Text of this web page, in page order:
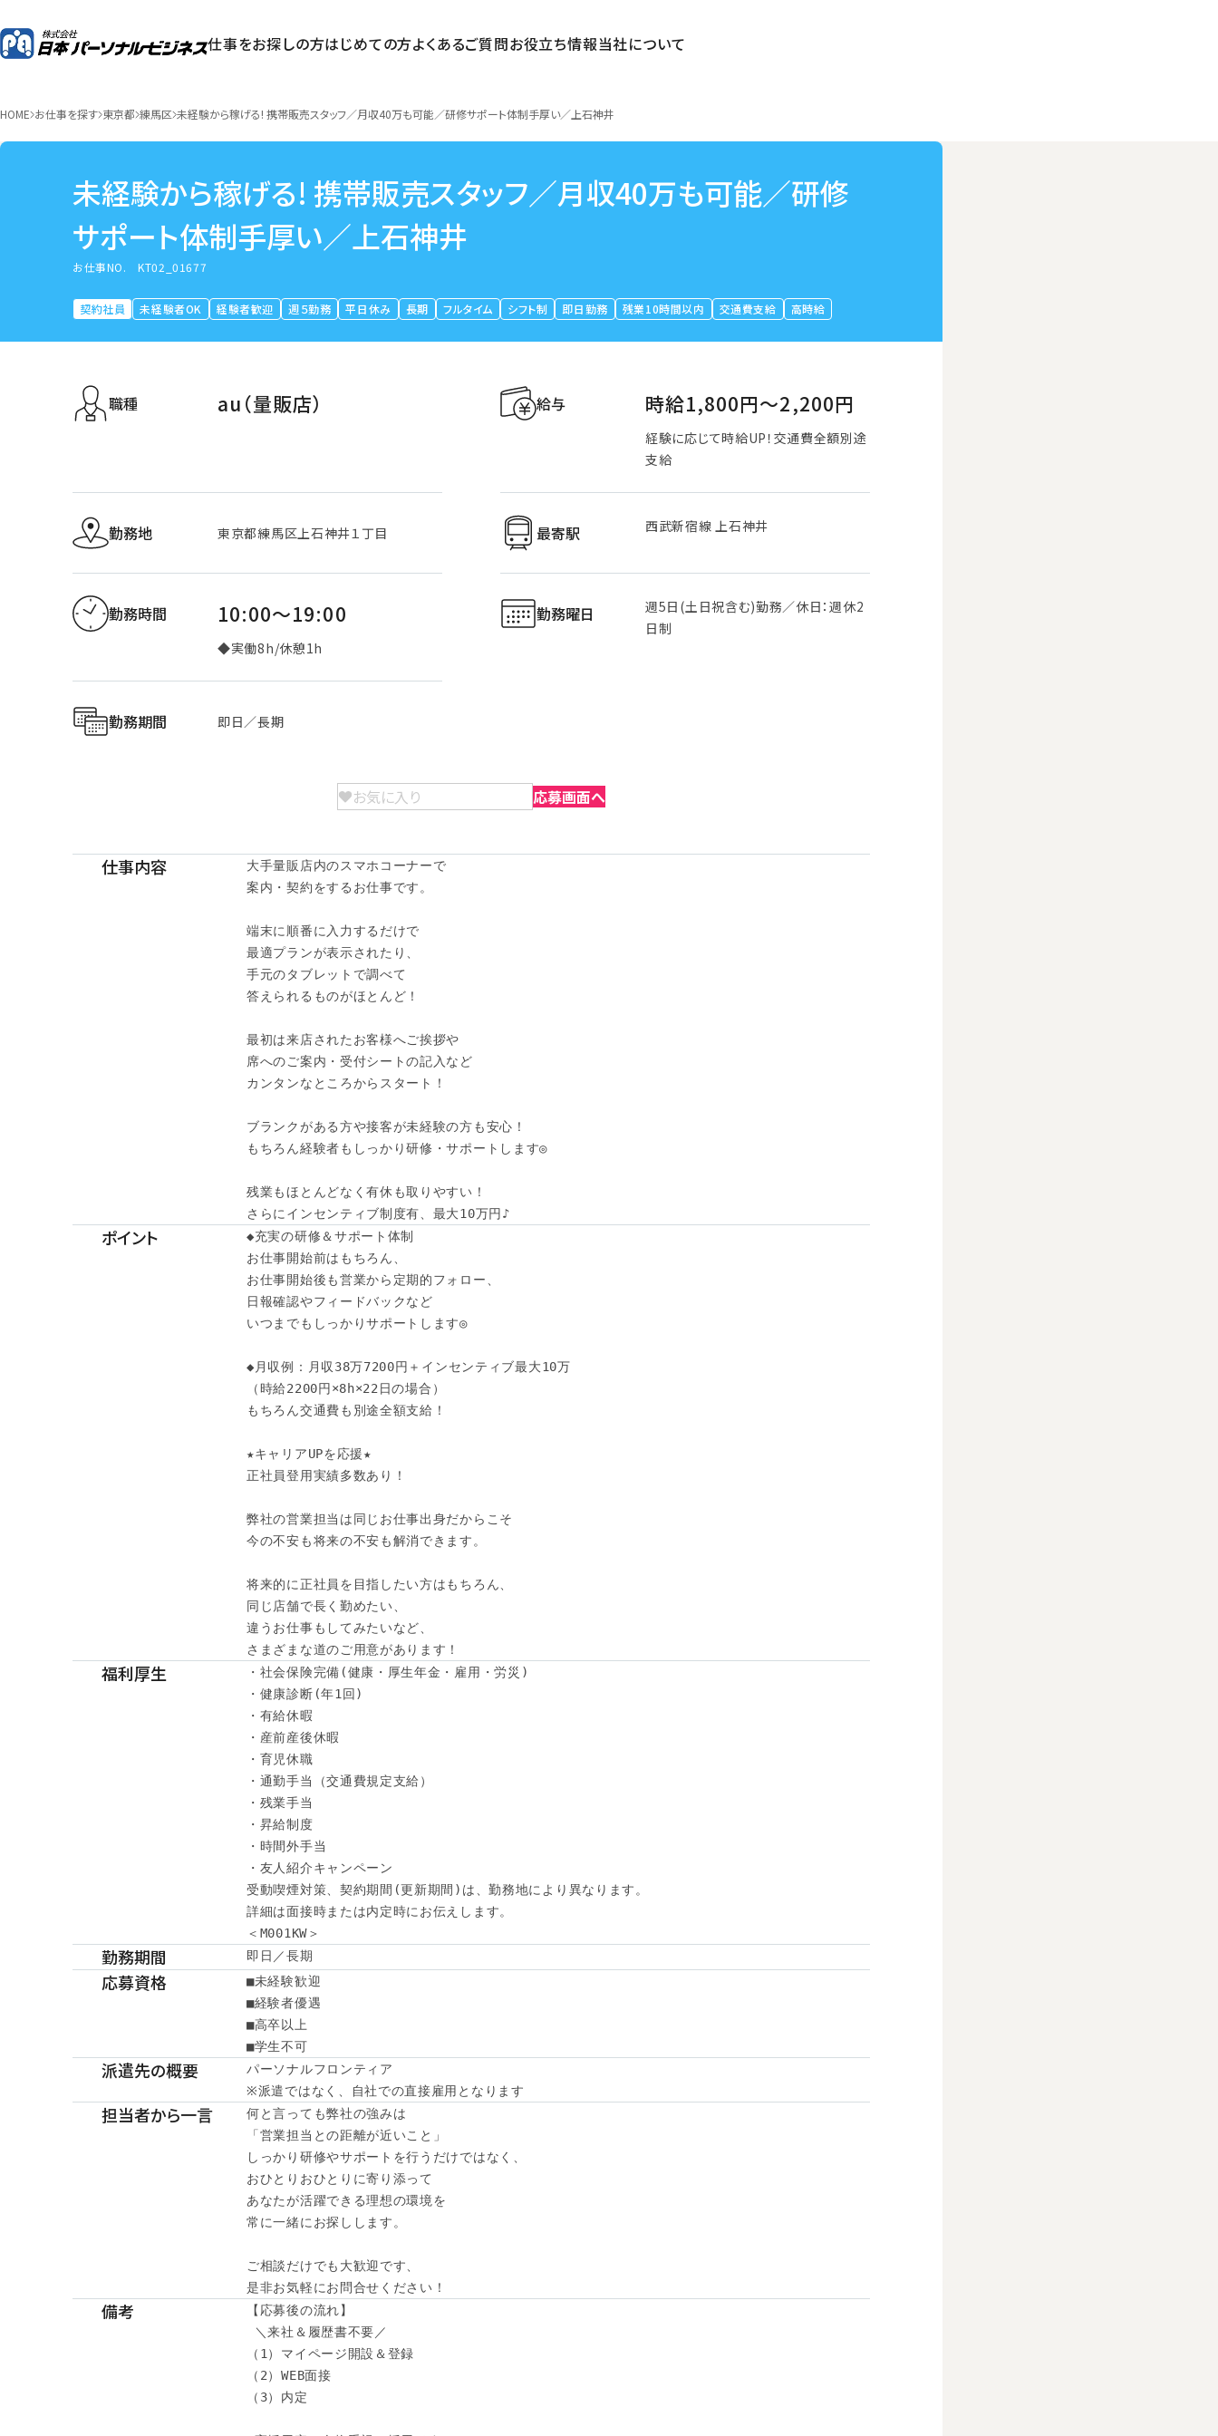
仕事をお探しの方はじめての方よくあるご質問お役立ち情報当社について
HOME お仕事を探す 東京都 練馬区 未経験から稼げる! 携帯販売スタッフ／月収40万も可能／研修サポート体制手厚い／上石神井
未経験から稼げる! 携帯販売スタッフ／月収40万も可能／研修
サポート体制手厚い／上石神井
お仕事NO.KT02_01677
契約社員 未経験者OK 経験者歓迎 週５勤務 平日休み 長期 フルタイム シフト制 即日勤務 残業10時間以内 交通費支給 高時給
職種 au（量販店） 給与 時給1,800円〜2,200円
経験に応じて時給UP！交通費全額別途
支給
勤務地 東京都練馬区上石神井１丁目 最寄駅 西武新宿線 上石神井
勤務時間 10:00～19:00
◆実働8h/休憩1h
勤務曜日
週5日(土日祝含む)勤務／休日：週休2
日制
勤務期間 即日／長期
お気に入り 応募画面へ
仕事内容
大手量販店内のスマホコーナーで
案内・契約をするお仕事です。
端末に順番に入力するだけで
最適プランが表示されたり、
手元のタブレットで調べて
答えられるものがほとんど！
最初は来店されたお客様へご挨拶や
席へのご案内・受付シートの記入など
カンタンなところからスタート！
ブランクがある方や接客が未経験の方も安心！
もちろん経験者もしっかり研修・サポートします◎
残業もほとんどなく有休も取りやすい！
さらにインセンティブ制度有、最大10万円♪
ポイント
◆充実の研修＆サポート体制
お仕事開始前はもちろん、
お仕事開始後も営業から定期的フォロー、
日報確認やフィードバックなど
いつまでもしっかりサポートします◎
◆月収例：月収38万7200円＋インセンティブ最大10万
（時給2200円×8h×22日の場合）
もちろん交通費も別途全額支給！
★キャリアUPを応援★
正社員登用実績多数あり！
弊社の営業担当は同じお仕事出身だからこそ
今の不安も将来の不安も解消できます。
将来的に正社員を目指したい方はもちろん、
同じ店舗で長く勤めたい、
違うお仕事もしてみたいなど、
さまざまな道のご用意があります！
福利厚生
・社会保険完備(健康・厚生年金・雇用・労災)
・健康診断(年1回)
・有給休暇
・産前産後休暇
・育児休職
・通勤手当（交通費規定支給）
・残業手当
・昇給制度
・時間外手当
・友人紹介キャンペーン
受動喫煙対策、契約期間(更新期間)は、勤務地により異なります。
詳細は面接時または内定時にお伝えします。
＜M001KW＞
勤務期間 即日／長期
応募資格
■未経験歓迎
■経験者優遇
■高卒以上
■学生不可
派遣先の概要
パーソナルフロンティア
※派遣ではなく、自社での直接雇用となります
担当者から一言
何と言っても弊社の強みは
「営業担当との距離が近いこと」
しっかり研修やサポートを行うだけではなく、
おひとりおひとりに寄り添って
あなたが活躍できる理想の環境を
常に一緒にお探しします。
ご相談だけでも大歓迎です、
是非お気軽にお問合せください！
備考
【応募後の流れ】
＼来社＆履歴書不要／
（1）マイページ開設＆登録
（2）WEB面接
（3）内定